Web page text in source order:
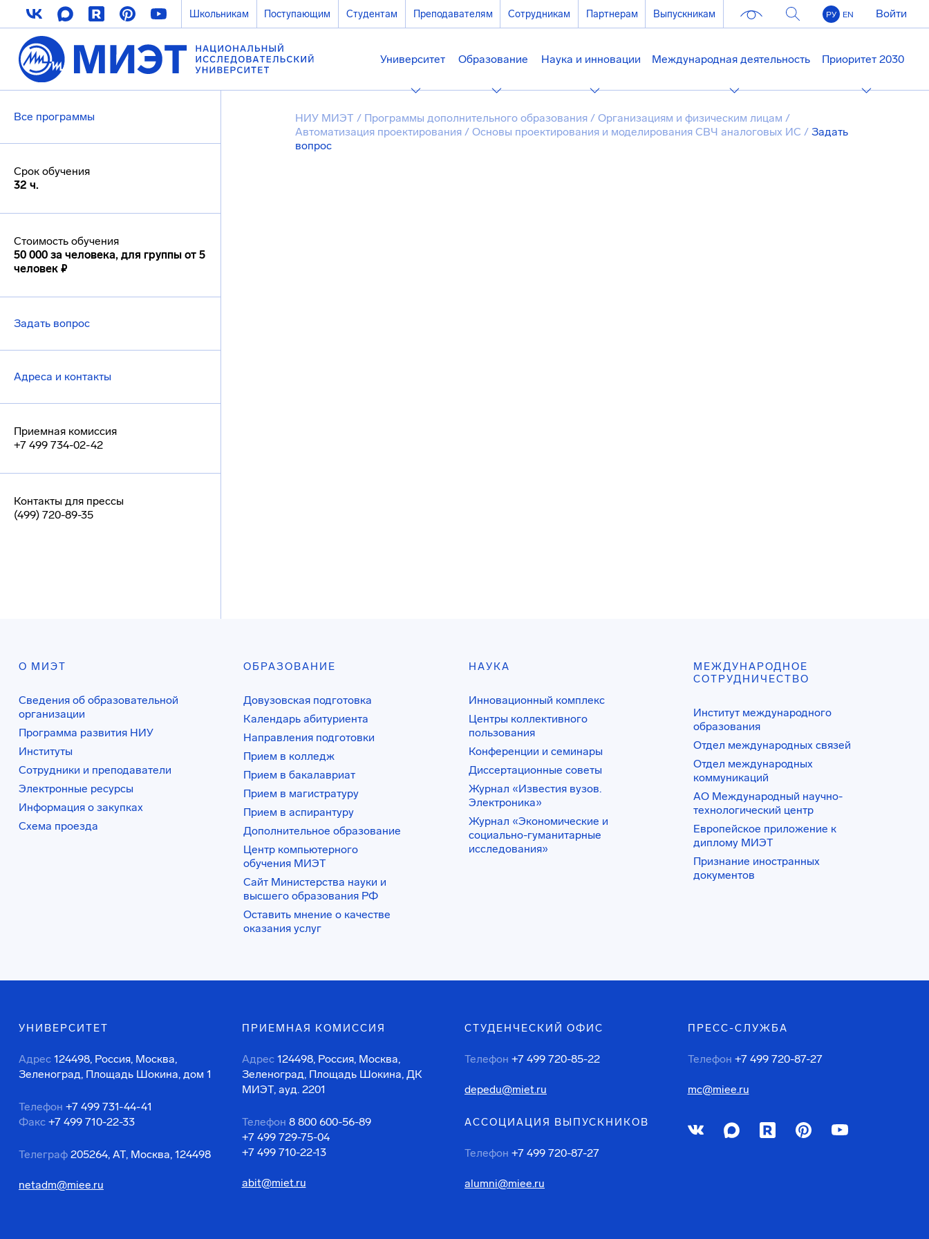
Школьникам Поступающим Студентам Преподавателям Сотрудникам Партнерам Выпускникам РУ EN Войти
Университет Образование Наука и инновации Международная деятельность Приоритет 2030
Все программы
Срок обучения
32 ч.
Стоимость обучения
50 000 за человека, для группы от 5
человек ₽
Задать вопрос
Адреса и контакты
Приемная комиссия
+7 499 734-02-42
Контакты для прессы
(499) 720-89-35
НИУ МИЭТ / Программы дополнительного образования / Организациям и физическим лицам /
Автоматизация проектирования / Основы проектирования и моделирования СВЧ аналоговых ИС / Задать
вопрос
О МИЭТ
Сведения об образовательной
организации
Программа развития НИУ
Институты
Сотрудники и преподаватели
Электронные ресурсы
Информация о закупках
Схема проезда
ОБРАЗОВАНИЕ
Довузовская подготовка
Календарь абитуриента
Направления подготовки
Прием в колледж
Прием в бакалавриат
Прием в магистратуру
Прием в аспирантуру
Дополнительное образование
Центр компьютерного
обучения МИЭТ
Сайт Министерства науки и
высшего образования РФ
Оставить мнение о качестве
оказания услуг
НАУКА
Инновационный комплекс
Центры коллективного
пользования
Конференции и семинары
Диссертационные советы
Журнал «Известия вузов.
Электроника»
Журнал «Экономические и
социально-гуманитарные
исследования»
МЕЖДУНАРОДНОЕ
СОТРУДНИЧЕСТВО
Институт международного
образования
Отдел международных связей
Отдел международных
коммуникаций
АО Международный научно-
технологический центр
Европейское приложение к
диплому МИЭТ
Признание иностранных
документов
УНИВЕРСИТЕТ
Адрес 124498, Россия, Москва,
Зеленоград, Площадь Шокина, дом 1
Телефон +7 499 731-44-41
Факс +7 499 710-22-33
Телеграф 205264, АТ, Москва, 124498
netadm@miee.ru
ПРИЕМНАЯ КОМИССИЯ
Адрес 124498, Россия, Москва,
Зеленоград, Площадь Шокина, ДК
МИЭТ, ауд. 2201
Телефон 8 800 600-56-89
+7 499 729-75-04
+7 499 710-22-13
abit@miet.ru
СТУДЕНЧЕСКИЙ ОФИС
Телефон +7 499 720-85-22
depedu@miet.ru
АССОЦИАЦИЯ ВЫПУСКНИКОВ
Телефон +7 499 720-87-27
alumni@miee.ru
ПРЕСС-СЛУЖБА
Телефон +7 499 720-87-27
mc@miee.ru